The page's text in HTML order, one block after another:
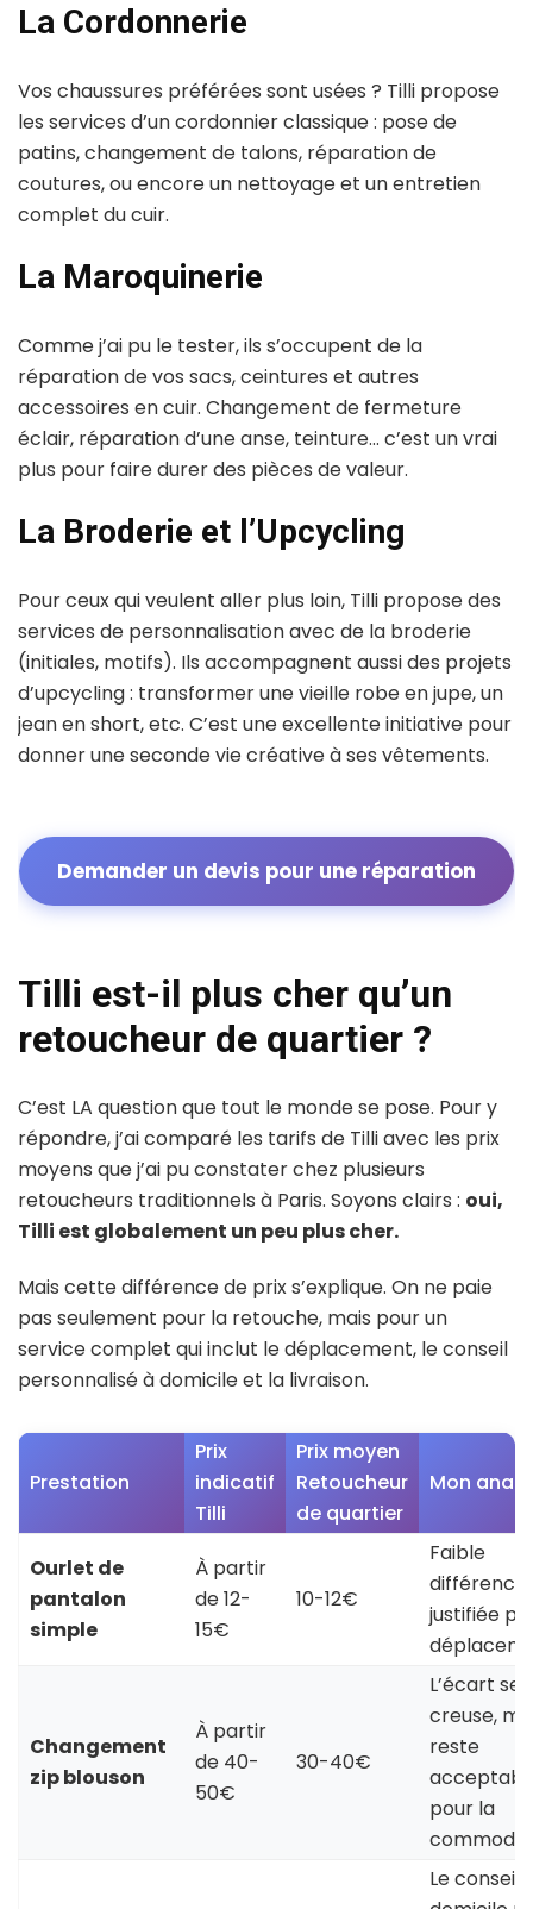
La Cordonnerie
Vos chaussures préférées sont usées ? Tilli propose
les services d’un cordonnier classique : pose de
patins, changement de talons, réparation de
coutures, ou encore un nettoyage et un entretien
complet du cuir.
La Maroquinerie
Comme j’ai pu le tester, ils s’occupent de la
réparation de vos sacs, ceintures et autres
accessoires en cuir. Changement de fermeture
éclair, réparation d’une anse, teinture… c’est un vrai
plus pour faire durer des pièces de valeur.
La Broderie et l’Upcycling
Pour ceux qui veulent aller plus loin, Tilli propose des
services de personnalisation avec de la broderie
(initiales, motifs). Ils accompagnent aussi des projets
d’upcycling : transformer une vieille robe en jupe, un
jean en short, etc. C’est une excellente initiative pour
donner une seconde vie créative à ses vêtements.
Demander un devis pour une réparation
Tilli est-il plus cher qu’un
retoucheur de quartier ?
C’est LA question que tout le monde se pose. Pour y
répondre, j’ai comparé les tarifs de Tilli avec les prix
moyens que j’ai pu constater chez plusieurs
retoucheurs traditionnels à Paris. Soyons clairs : oui,
Tilli est globalement un peu plus cher.
Mais cette différence de prix s’explique. On ne paie
pas seulement pour la retouche, mais pour un
service complet qui inclut le déplacement, le conseil
personnalisé à domicile et la livraison.
Prestation
Prix
indicatif
Tilli
Prix moyen
Retoucheur
de quartier
Mon
Ourlet de
pantalon
simple
À partir
de 12-
15€
10-12€
Faible
différence,
justifiée
Changement
zip blouson
À partir
de 40-
50€
30-40€
L’écart se
creuse,
reste
pour la
Le conseil